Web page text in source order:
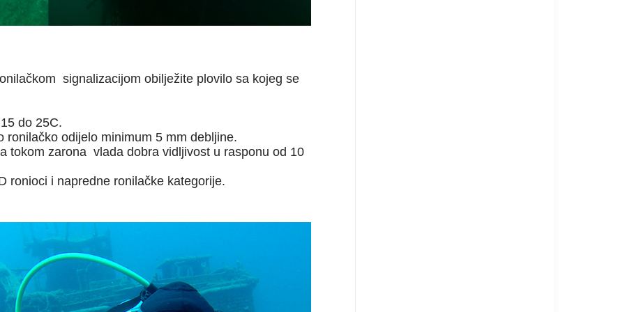
signalizacijom obilježite plovilo sa kojeg se
do 25C.
ronilačko odijelo minimum 5 mm debljine.
tokom zarona vlada dobra vidljivost u rasponu od 10
ronioci i napredne ronilačke kategorije.